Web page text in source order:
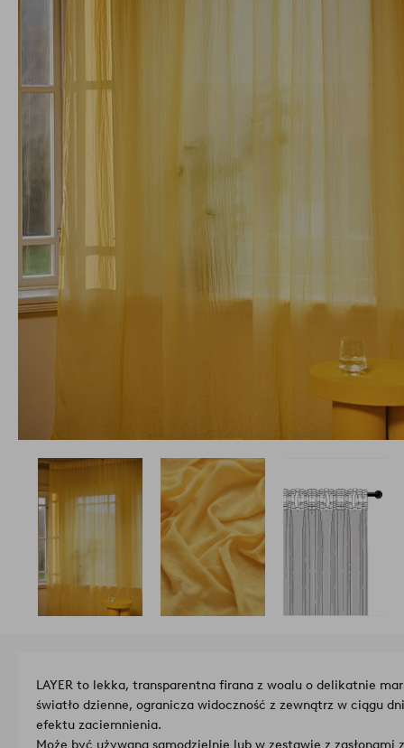
LAYER to lekka, transparentna firana z woalu o delikatnie
światło dzienne, ogranicza widoczność z zewnątrz w ciągu
efektu zaciemnienia.
Może być używana samodzielnie lub w zestawie z zasłonami